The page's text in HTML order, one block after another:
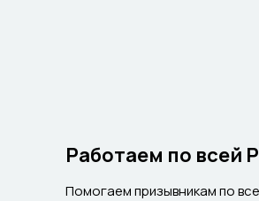
Работаем по всей
Помогаем призывникам по